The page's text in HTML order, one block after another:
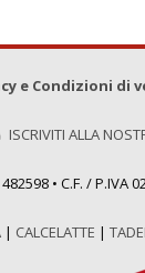
e Condizioni di
ISCRIVITI ALLA
• C.F. / P.IVA
| CALCELATTE |